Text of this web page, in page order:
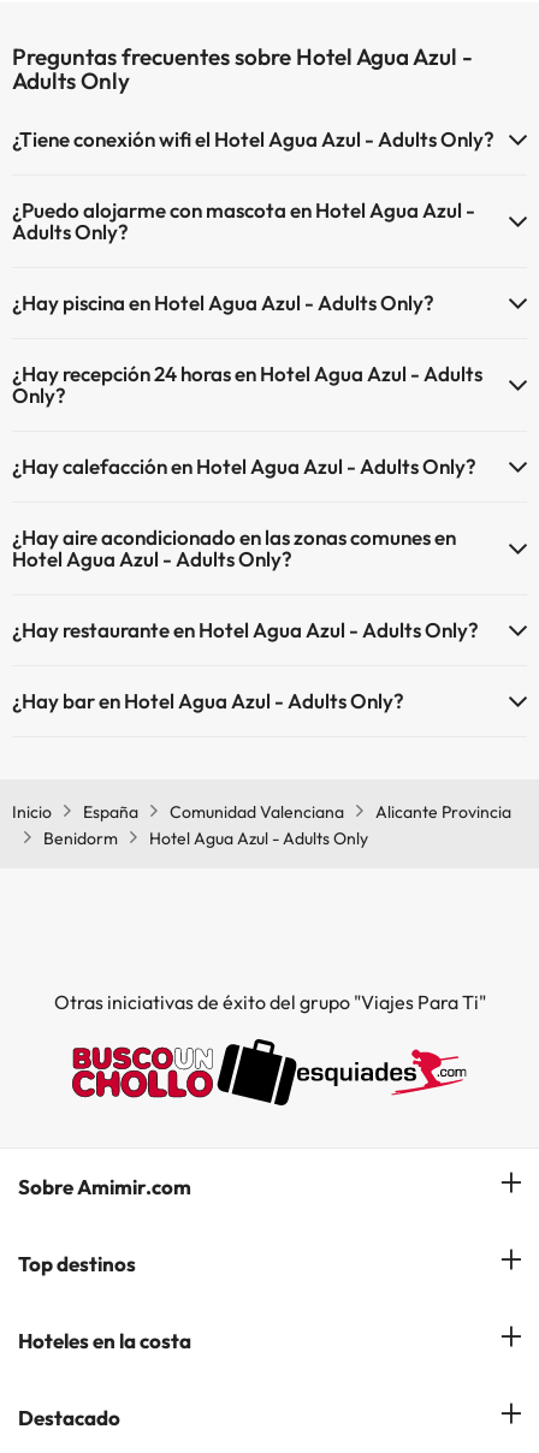
Preguntas frecuentes sobre Hotel Agua Azul -
Adults Only
¿Tiene conexión wifi el Hotel Agua Azul - Adults Only?
¿Puedo alojarme con mascota en Hotel Agua Azul -
Adults Only?
¿Hay piscina en Hotel Agua Azul - Adults Only?
ser de pago) Aquí tienes más info sobre la piscina y otras
instalaciones.
¿Hay recepción 24 horas en Hotel Agua Azul - Adults
Only?
¿Hay calefacción en Hotel Agua Azul - Adults Only?
comunes.
¿Hay aire acondicionado en las zonas comunes en
Hotel Agua Azul - Adults Only?
zonas comunes.
¿Hay restaurante en Hotel Agua Azul - Adults Only?
¿Hay bar en Hotel Agua Azul - Adults Only?
Inicio España Comunidad Valenciana
Alicante Provincia
Benidorm
Hotel Agua Azul - Adults Only
Otras iniciativas de éxito del grupo "Viajes Para Ti"
Sobre Amimir.com
¿Quiénes somos?
Gestionar mi reserva
Top destinos
Hoteles en Salou
Hoteles en Andorra la Vella
Hoteles en la costa
Hoteles en la Costa Azahar
Destacado